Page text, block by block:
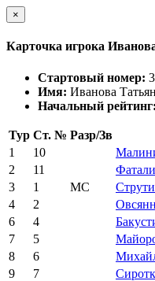
×
Карточка игрока
Стартовый номер: 3
Имя: Иванова
Начальный рейтинг:
Тур Ст. № Разр/Зв
1
10
2
11
3
1 МС
4
2
6
4
7
5
8
6
9
7